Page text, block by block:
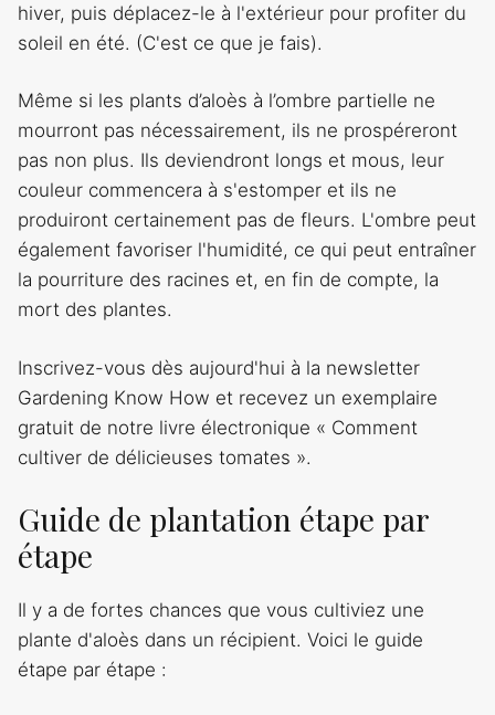
hiver, puis déplacez-le à l'extérieur pour profiter du
soleil en été. (C'est ce que je fais).
Même si les plants d’aloès à l’ombre partielle ne
mourront pas nécessairement, ils ne prospéreront
pas non plus. Ils deviendront longs et mous, leur
couleur commencera à s'estomper et ils ne
produiront certainement pas de fleurs. L'ombre peut
également favoriser l'humidité, ce qui peut entraîner
la pourriture des racines et, en fin de compte, la
mort des plantes.
Inscrivez-vous dès aujourd'hui à la newsletter
Gardening Know How et recevez un exemplaire
gratuit de notre livre électronique « Comment
cultiver de délicieuses tomates ».
Guide de plantation étape par
étape
Il y a de fortes chances que vous cultiviez une
plante d'aloès dans un récipient. Voici le guide
étape par étape :